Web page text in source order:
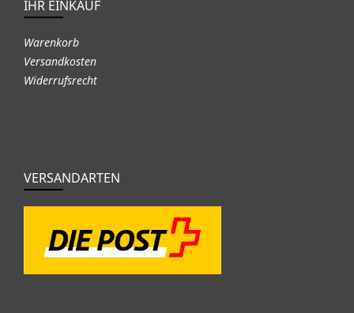
IHR EINKAUF
Warenkorb
Versandkosten
Widerrufsrecht
VERSANDARTEN